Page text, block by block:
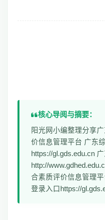
核心导阅与摘要：
阳光网小编整理分享
价信息管理平台 广东
https://gl.gds.edu.cn
http://
合素质评价信息管理
登录入口https://